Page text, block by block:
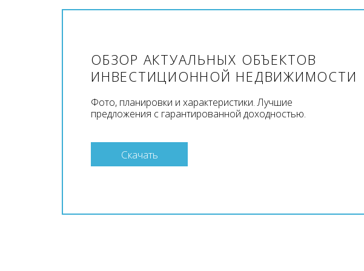
ОБЗОР АКТУАЛЬНЫХ ОБЪЕКТОВ
ИНВЕСТИЦИОННОЙ НЕДВИЖИМОСТИ
Фото, планировки и характеристики. Лучшие
предложения с гарантированной доходностью.
Скачать